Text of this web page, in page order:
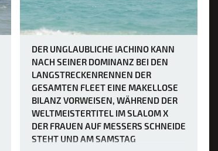
DER UNGLAUBLICHE IACHINO KANN
NACH SEINER DOMINANZ BEI DEN
LANGSTRECKENRENNEN DER
GESAMTEN FLEET EINE MAKELLOSE
BILANZ VORWEISEN, WÄHREND DER
WELTMEISTERTITEL IM SLALOM X
DER FRAUEN AUF MESSERS SCHNEIDE
STEHT UND AM SAMSTAG